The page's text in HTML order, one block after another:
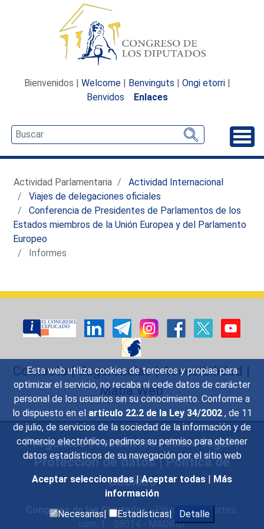
Esta web utiliza cookies de terceros y propias para
optimizar el servicio, no recaba ni cede datos de carácter
personal de los usuarios sin su conocimiento. Conforme a
lo dispuesto en el artículo 22.2 de la Ley 34/2002 , de 11
de julio, de servicios de la sociedad de la información y de
comercio electrónico, pedimos su permiso para obtener
datos estadísticos de su navegación por el sitio web
Aceptar seleccionadas | Aceptar todas | Más
información
Necesarias|
Estadísticas| Detalle
Bienvenidos | Welcome | Benvinguts | Ongi etorri |
Benvidos
Enlaces
Actividad Parlamentaria
Actividad Internacional
Viajes de delegaciones oficiales
Conferencia de Presidentes de Parlamentos de los
Estados miembros de la Unión Europea y del Parlamento
Europeo
Informes
Contacto|Sugerencias|Accesibilidad |
Mapa Web
Preguntas Frecuentes|Aviso legal|
Protección de datos|Política de
Cookies
Congreso de los Diputados- Plaza de las Cortes,
núm. 1 - 28014 - MADRID